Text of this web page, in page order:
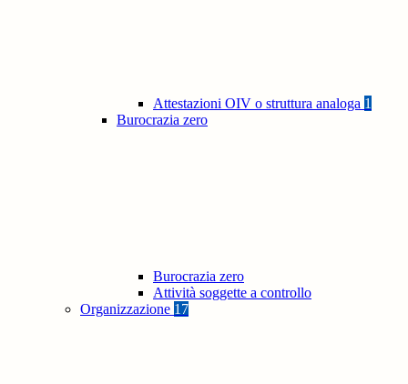
Attestazioni OIV o struttura analoga 1
Burocrazia zero
Burocrazia zero
Attività soggette a controllo
Organizzazione 17